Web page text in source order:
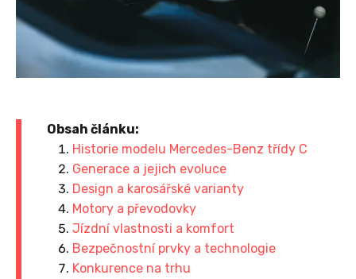
Obsah článku:
Historie modelu Mercedes-Benz třídy C
Generace a jejich evoluce
Design a karosářské varianty
Motory a převodovky
Jízdní vlastnosti a komfort
Bezpečnostní prvky a technologie
Konkurence na trhu